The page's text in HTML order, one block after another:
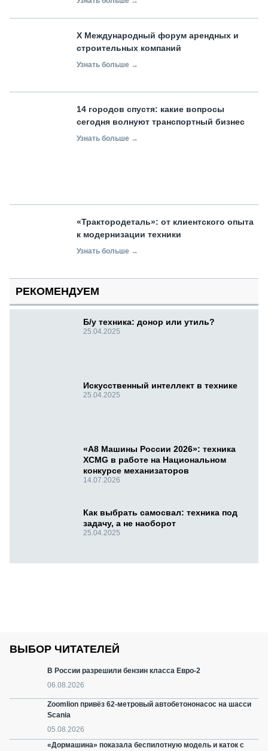
X Международный форум арендных и
строительных компаний
Узнать больше →
14 городов спустя: какие вопросы
сегодня волнуют транспортный бизнес
Узнать больше →
«Трактородеталь»: от клиентского опыта
к модернизации техники
Узнать больше →
РЕКОМЕНДУЕМ
Б/у техника: донор или утиль?
25.04.2025
Искусственный интеллект в технике
25.04.2025
«А8 Машины России 2026»: техника
XCMG в работе на Национальном
конкурсе механизаторов
14.07.2026
Как выбрать самосвал: техника под
задачу, а не наоборот
25.04.2025
ВЫБОР ЧИТАТЕЛЕЙ
В России разрешили бензин класса Евро-2
06.08.2026
Zoomlion привёз 62-метровый автобетононасос на шасси
Scania
05.08.2026
«Дормашина» показала беспилотную модель и каток с